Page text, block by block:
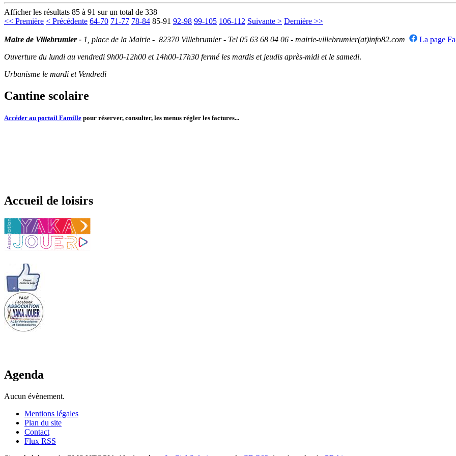
Afficher les résultats 85 à 91 sur un total de 338
<< Première < Précédente 64-70 71-77 78-84 85-91 92-98 99-105 106-112 Suivante > Dernière >>
Maire de Villebrumier - 1, place de la Mairie - 82370 Villebrumier - Tel 05 63 68 04 06 - mairie-villebrumier(at)info82.com
La page
Ouverture du lundi au vendredi 9h00-12h00 et 14h00-17h30 fermé les mardis et jeudis après-midi et le samedi.
Urbanisme le mardi et Vendredi
Cantine scolaire
Accéder au portail Famille pour réserver, consulter, les menus régler les factures...
Accueil de loisirs
Agenda
Aucun évènement.
Mentions légales
Plan du site
Contact
Flux RSS